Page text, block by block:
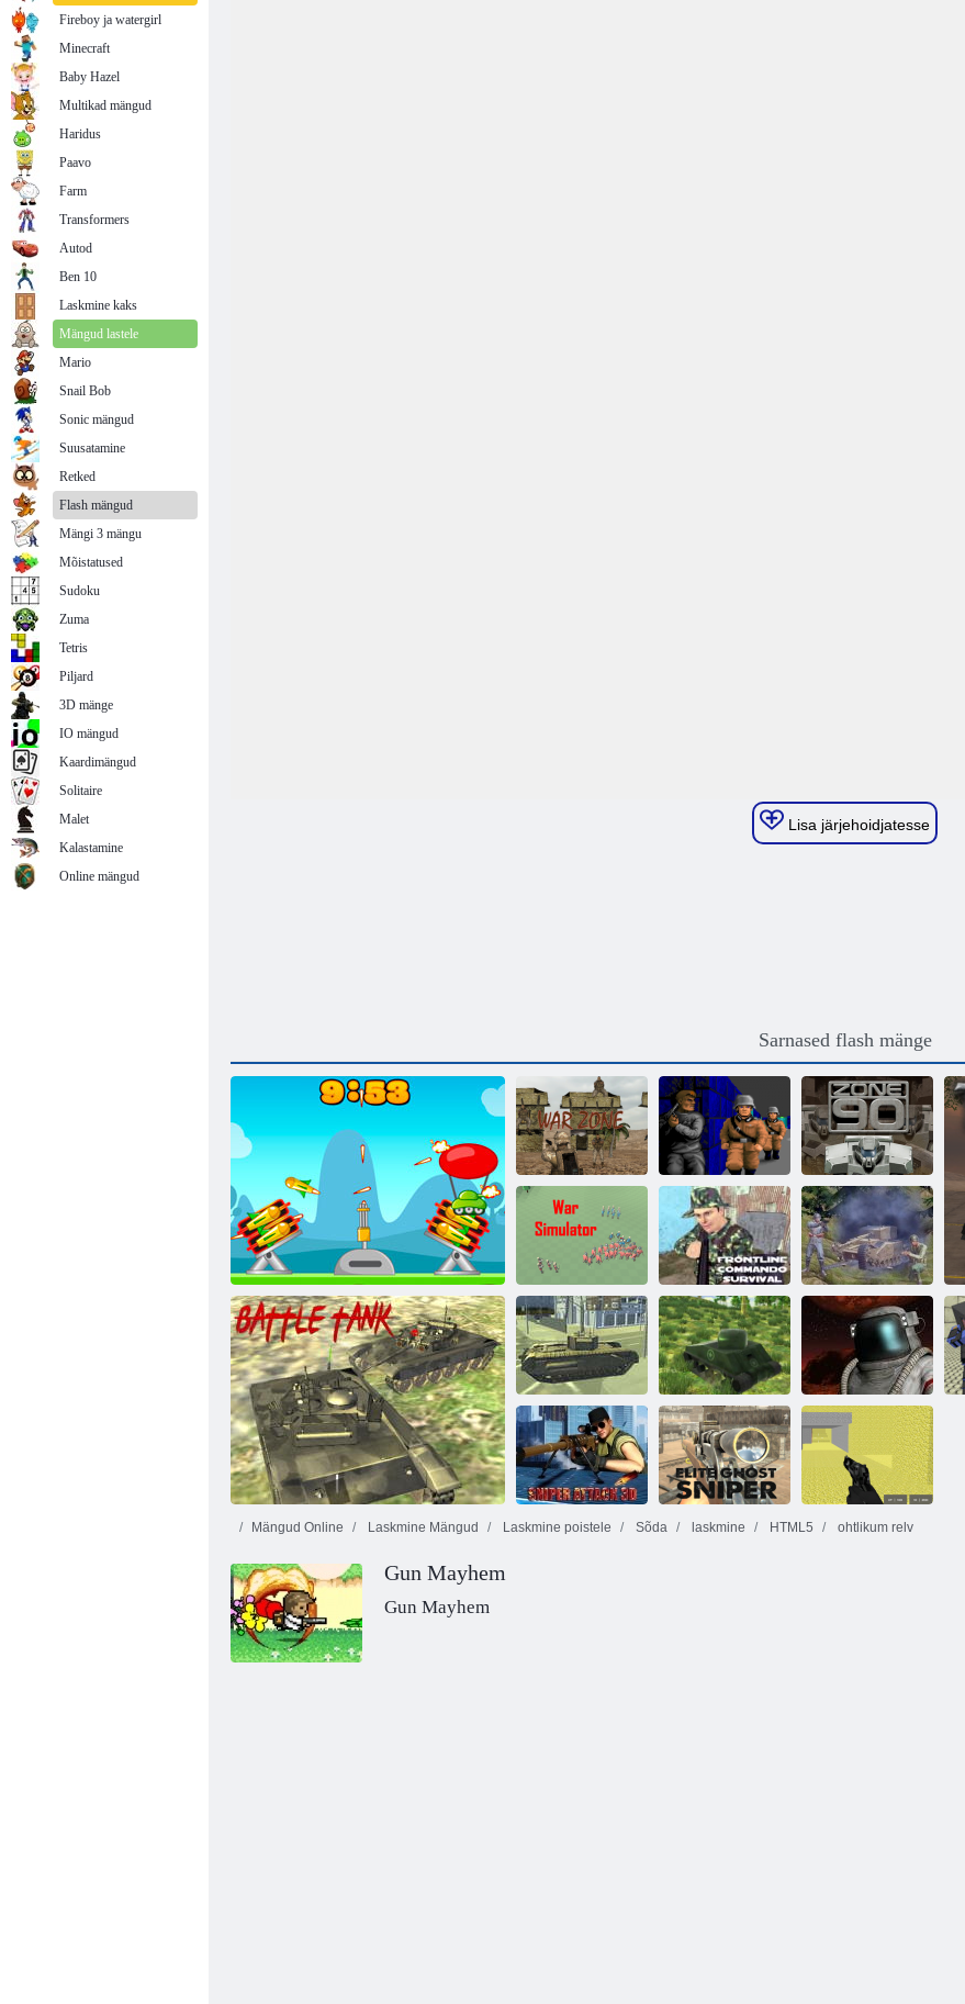
Lisa järjehoidjatesse
Sarnased flash mänge
Hoia seisukoht
Sõja tsoon Wolfenstein 3D Tsoon 90
Sõja simulaator
Esiliiga
komando
ellujäämine
WW2 moodsa
sõja tankid 1942
WW3
tankilahing
Sõdade tankid
2022
Lahingupiirkond
Mängud Online Laskmine Mängud Laskmine poistele Sõda laskmine HTML5 ohtlikum relv
Gun Mayhem
Gun Mayhem
Fireboy ja watergirl
Minecraft
Baby Hazel
Multikad mängud
Haridus
Paavo
Farm
Transformers
Autod
Ben 10
Laskmine kaks
Mängud lastele
Mario
Snail Bob
Sonic mängud
Suusatamine
Retked
Flash mängud
Mängi 3 mängu
Mõistatused
Sudoku
Zuma
Tetris
Piljard
3D mänge
IO mängud
Kaardimängud
Solitaire
Malet
Kalastamine
Online mängud